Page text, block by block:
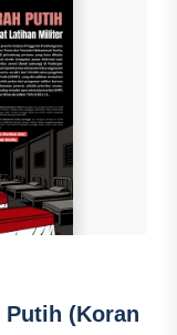
Putih (Koran